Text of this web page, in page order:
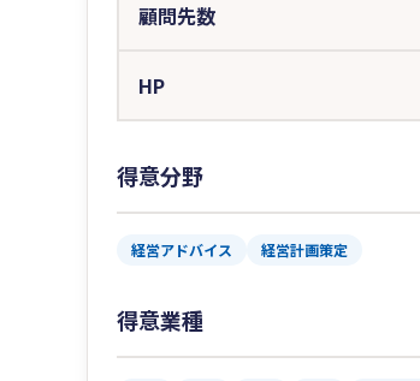
顧問先数
HP
得意分野
経営アドバイス 経営計画策定
得意業種